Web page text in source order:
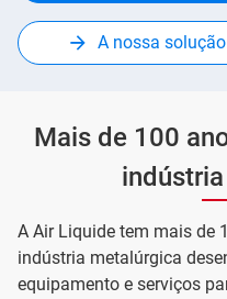
A nossa
Mais de 100
A Air Liquide tem mais de
indústria metalúrgica
equipamento e serviços